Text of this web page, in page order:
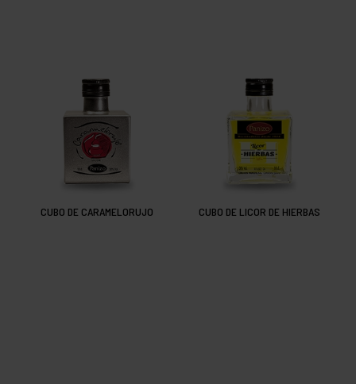
CUBO DE CARAMELORUJO CUBO DE LICOR DE HIERBAS